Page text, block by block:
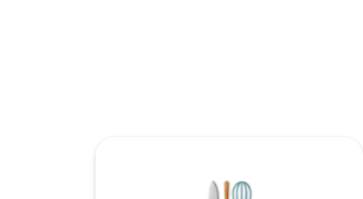
och bryggerier samt en